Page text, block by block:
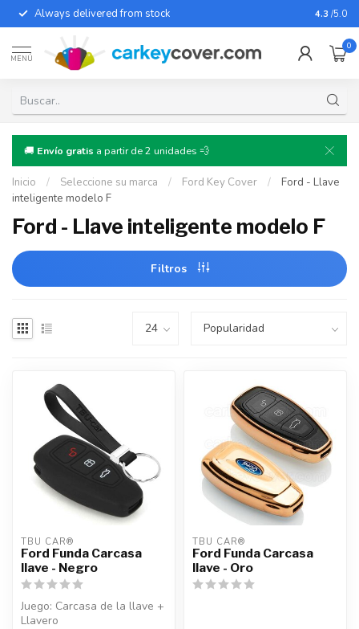
Always delivered from stock For
4.3 /5.0
MENÚ
0
🚚 Envío gratis a partir de 2 unidades 💨
Inicio / Seleccione su marca / Ford Key Cover /
Ford - Llave
inteligente modelo F
Ford - Llave inteligente modelo F
Filtros
TBU CAR®
Ford Funda Carcasa
llave - Negro
Juego: Carcasa de la llave +
Llavero
TBU CAR®
Ford Funda Carcasa
llave - Oro